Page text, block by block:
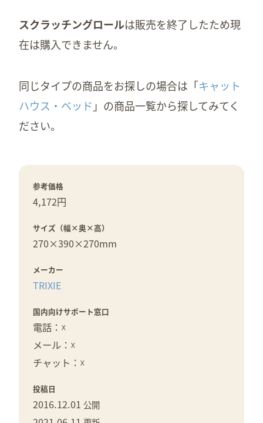
スクラッチングロールは販売を終了したため現
在は購入できません。
同じタイプの商品をお探しの場合は「キャット
ハウス・ベッド 」の商品一覧から探してみてく
ださい。
参考価格
4,172円
サイズ（幅×奥×高）
270×390×270mm
メーカー
TRIXIE
国内向けサポート窓口
電話：☓
メール：☓
チャット：☓
投稿日
2016.12.01 公開